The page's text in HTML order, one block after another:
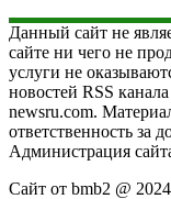
Данный сайт не
сайте ни чего не
услуги не
новостей RSS
newsru.com.
ответственность за
Администрация
Сайт от bmb2 @ 2024